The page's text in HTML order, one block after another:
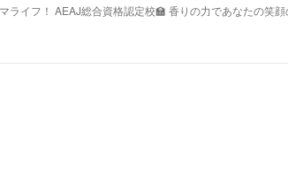
ライフ！ AEAJ総合資格認定校🏫 香りの力であなたの笑